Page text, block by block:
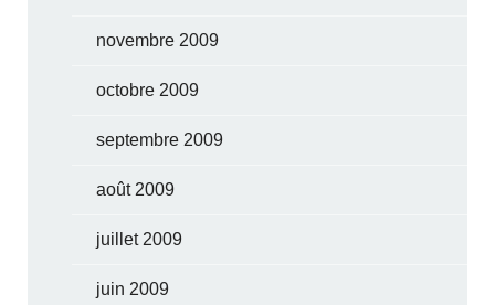
novembre 2009
octobre 2009
septembre 2009
août 2009
juillet 2009
juin 2009